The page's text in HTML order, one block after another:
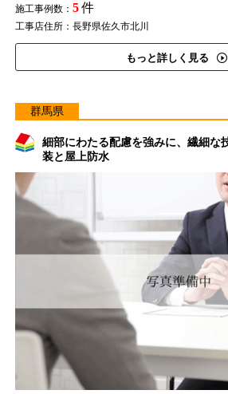
施工事例数： 5件
工事店住所：長野県佐久市北川
もっと詳しく見る
群馬県
細部にわたる配慮を強みに、繊細な
装と屋上防水